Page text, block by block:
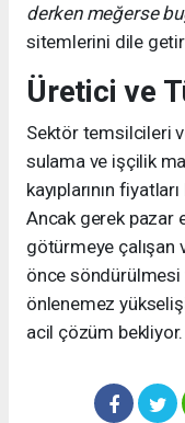
derken meğerse
sitemlerini dile
Üretici ve
Sektör temsilcileri
sulama ve işçilik
kayıplarının
Ancak gerek pazar
götürmeye çalışan
önce söndürülmesi
önlenemez
acil çözüm bekliyor.